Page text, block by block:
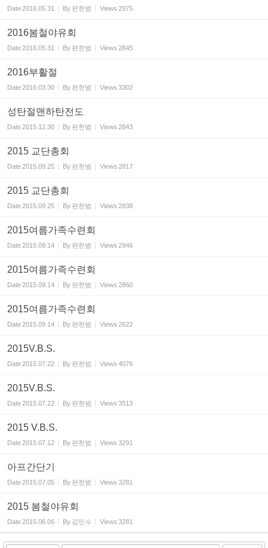
Date2016.05.31 By편헌범 Views 2975
2016봄철야유회
Date2016.05.31 By편헌범 Views 2845
2016부활절
Date2016.03.30 By편헌범 Views 3302
성탄절맨하탄전도
Date2015.12.30 By편헌범 Views 2843
2015 교단총회
Date2015.09.25 By편헌범 Views 2817
2015 교단총회
Date2015.09.25 By편헌범 Views 2838
2015여름가족수련회
Date2015.09.14 By편헌범 Views 2946
2015여름가족수련회
Date2015.09.14 By편헌범 Views 2860
2015여름가족수련회
Date2015.09.14 By편헌범 Views 2622
2015V.B.S.
Date2015.07.22 By편헌범 Views 4076
2015V.B.S.
Date2015.07.22 By편헌범 Views 3513
2015 V.B.S.
Date2015.07.12 By편헌범 Views 3291
아프간단기
Date2015.07.05 By편헌범 Views 3281
2015 봄철야유회
Date2015.06.06 By 김민수 Views 3281